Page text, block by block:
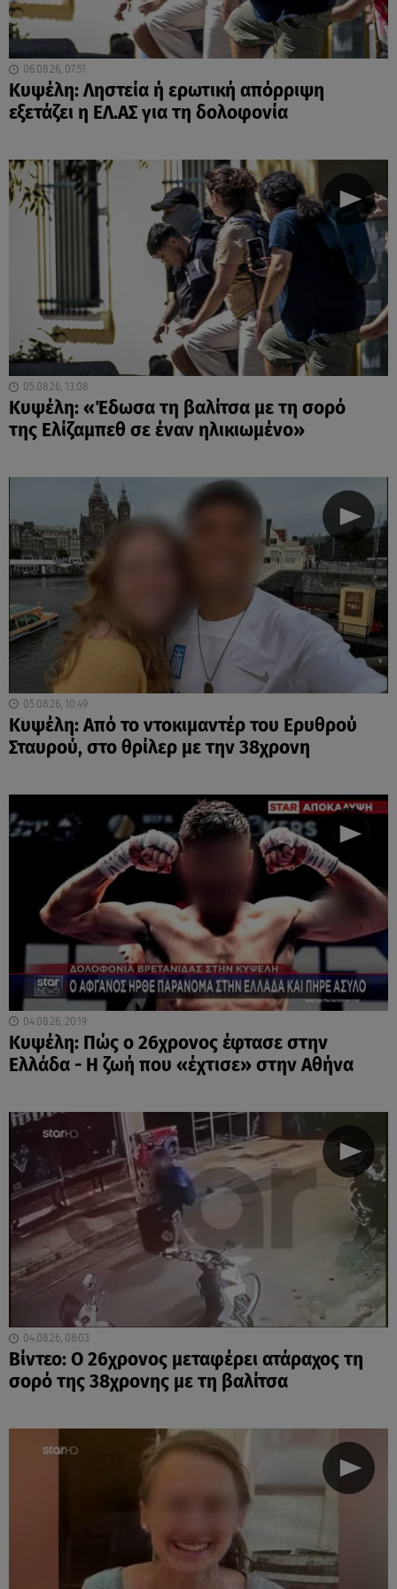
06.08.26, 07:51
Κυψέλη: Ληστεία ή ερωτική απόρριψη
εξετάζει η ΕΛ.ΑΣ για τη δολοφονία
05.08.26, 13:08
Κυψέλη: «Έδωσα τη βαλίτσα με τη σορό
της Ελίζαμπεθ σε έναν ηλικιωμένο»
05.08.26, 10:49
Κυψέλη: Από το ντοκιμαντέρ του Ερυθρού
Σταυρού, στο θρίλερ με την 38χρονη
04.08.26, 20:19
Κυψέλη: Πώς ο 26χρονος έφτασε στην
Ελλάδα - Η ζωή που «έχτισε» στην Αθήνα
04.08.26, 08:03
Βίντεο: Ο 26χρονος μεταφέρει ατάραχος τη
σορό της 38χρονης με τη βαλίτσα